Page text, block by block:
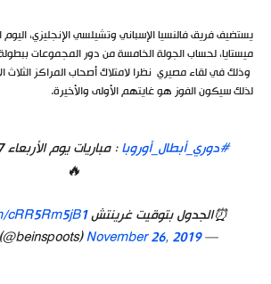
يستضيف فريق فالنسيا الإسباني وتشيلسي الإنجليزي، اليوم
ميستايا، لحساب الجولة الخامسة من دور المجموعات
وذلك في لقاء مصيري نظرا لامتلاك أصحاب المراكز الثلاث
لذلك سيكون الفوز هو غايتهم الأولى والأخيرة.
#دوري_أبطال_أوروبا
🔥
⏰الجدول بتوقيت غرينتشcRR5Rm5jB1
— Beinspoots (@beinspoots)
November 26, 2019